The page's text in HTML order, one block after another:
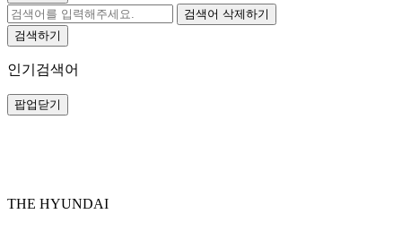
검색어 삭제하기
검색하기
인기검색어
팝업닫기
THE HYUNDAI